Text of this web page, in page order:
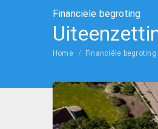
Financiële begroting
Home Financiële begroting